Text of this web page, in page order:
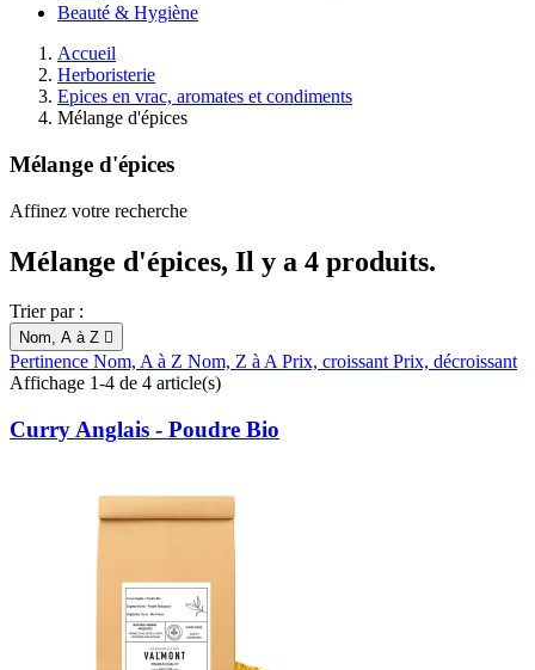
Beauté & Hygiène
Accueil
Herboristerie
Epices en vrac, aromates et condiments
Mélange d'épices
Mélange d'épices
Affinez votre recherche
Mélange d'épices, Il y a 4 produits.
Trier par :
Nom, A à Z 
Pertinence Nom, A à Z Nom, Z à APrix, croissantPrix, décroissant
Affichage 1-4 de 4 article(s)
Curry Anglais - Poudre Bio